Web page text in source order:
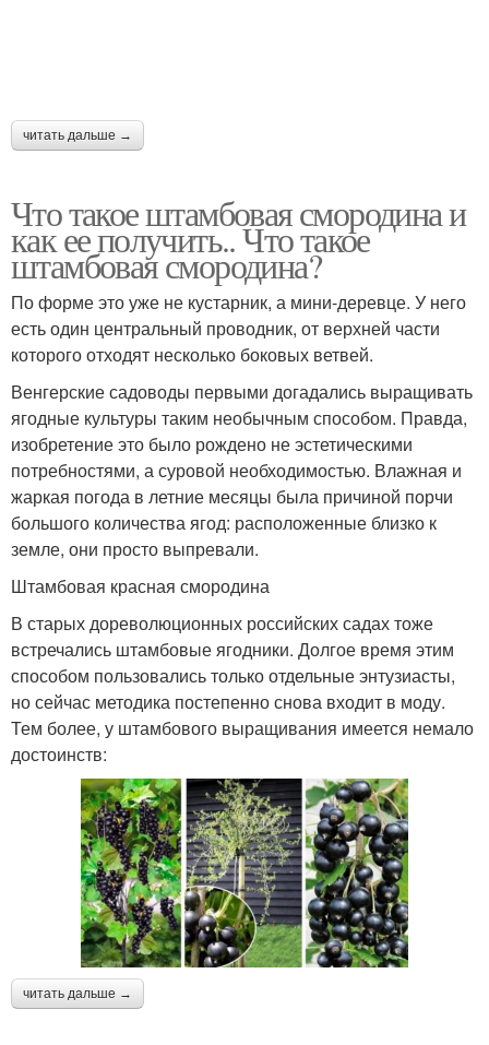
читать дальше →
Что такое штамбовая смородина и
как ее получить.. Что такое
штамбовая смородина?
По форме это уже не кустарник, а мини-деревце. У него
есть один центральный проводник, от верхней части
которого отходят несколько боковых ветвей.
Венгерские садоводы первыми догадались выращивать
ягодные культуры таким необычным способом. Правда,
изобретение это было рождено не эстетическими
потребностями, а суровой необходимостью. Влажная и
жаркая погода в летние месяцы была причиной порчи
большого количества ягод: расположенные близко к
земле, они просто выпревали.
Штамбовая красная смородина
В старых дореволюционных российских садах тоже
встречались штамбовые ягодники. Долгое время этим
способом пользовались только отдельные энтузиасты,
но сейчас методика постепенно снова входит в моду.
Тем более, у штамбового выращивания имеется немало
достоинств:
читать дальше →